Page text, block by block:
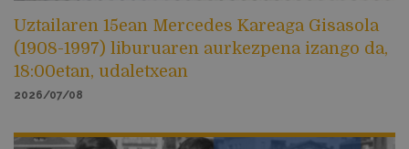
Uztailaren 15ean Mercedes Kareaga Gisasola
(1908-1997) liburuaren aurkezpena izango da,
18:00etan, udaletxean
2026/07/08